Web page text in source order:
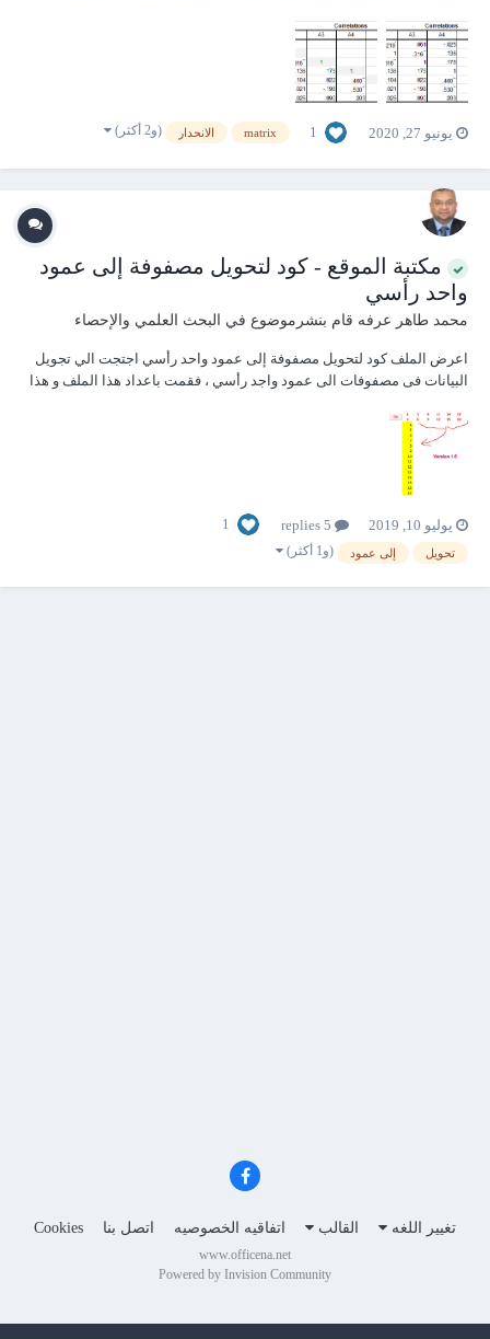
المتعارف عليها هو مسح محتوى احد شطري المصفوفة لتكون اكثر وضوحا
حيث ان الشطران يق...
يونيو 27, 2020 1
matrix الانحدار (و2 أكثر)
مكتبة الموقع - كود لتحويل مصفوفة إلى عمود
واحد رأسي
محمد طاهر عرفه قام بنشرموضوع في البحث العلمي والإحصاء
اعرض الملف كود لتحويل مصفوفة إلى عمود واحد رأسي اجتجت الي تجويل
البيانات فى مصفوفات الى عمود واجد رأسي ، فقمت باعداد هذا الملف و هذا
الكور اختار المصفوفة ثم اضغط على الزر ملاح...
يوليو 10, 2019 1
تحويل إلى عمود (و1 أكثر)
تغيير اللغه القالب اتفاقيه الخصوصيه اتصل بنا Cookies
www.officena.net
Powered by Invision Community